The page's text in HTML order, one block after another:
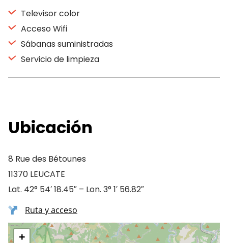
Televisor color
Acceso Wifi
Sábanas suministradas
Servicio de limpieza
Ubicación
8 Rue des Bétounes
11370 LEUCATE
Lat. 42° 54′ 18.45″ – Lon. 3° 1′ 56.82″
Ruta y acceso
+